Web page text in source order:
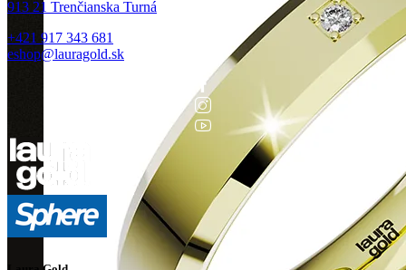
913 21 Trenčianska Turná
+421 917 343 681
eshop@lauragold.sk